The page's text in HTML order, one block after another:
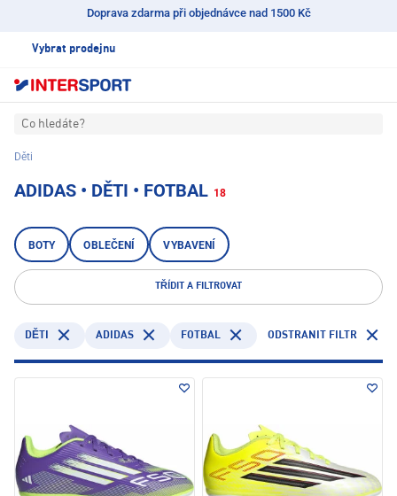
Doprava zdarma při objednávce nad 1500 Kč
Vybrat prodejnu
Co hledáte?
Děti
ADIDAS • DĚTI • FOTBAL 18
BOTY OBLEČENÍ VYBAVENÍ
TŘÍDIT A FILTROVAT
DĚTI ADIDAS FOTBAL ODSTRANIT FILTR